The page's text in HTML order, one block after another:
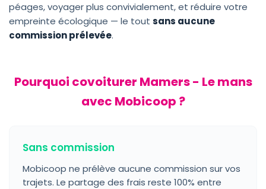
péages, voyager plus convivialement, et réduire votre
empreinte écologique — le tout sans aucune
commission prélevée.
Pourquoi covoiturer Mamers - Le mans
avec Mobicoop ?
Sans commission
Mobicoop ne prélève aucune commission sur vos
trajets. Le partage des frais reste 100% entre